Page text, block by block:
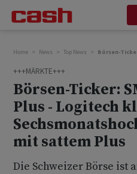
Home News Top News Börsen-
+++MÄRKTE+++
Börsen-Ticker:
Plus - Logitech
mit sattem Plus
Die Schweizer Börse ist